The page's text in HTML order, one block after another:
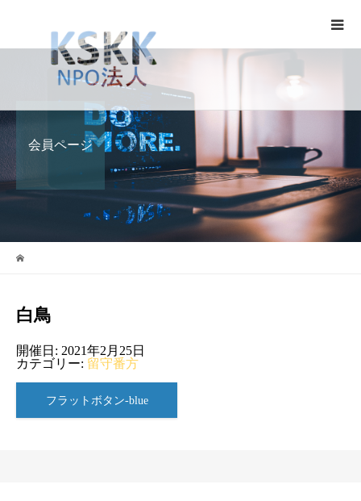
会員ページ
白鳥
開催日: 2021年2月25日
カテゴリー: 留守番方
フラットボタン-blue